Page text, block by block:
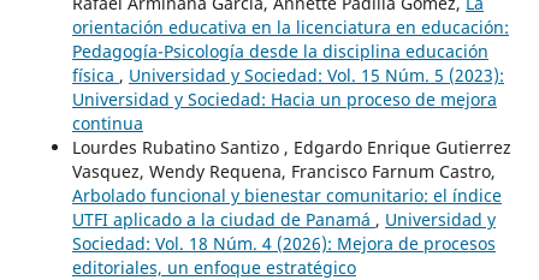
orientación educativa en la licenciatura en educación:
Pedagogía-Psicología desde la disciplina educación
física , Universidad y Sociedad: Vol. 15 Núm. 5 (2023):
Universidad y Sociedad: Hacia un proceso de mejora
continua
Lourdes Rubatino Santizo , Edgardo Enrique Gutierrez
Vasquez, Wendy Requena, Francisco Farnum Castro,
Arbolado funcional y bienestar comunitario: el índice
UTFI aplicado a la ciudad de Panamá , Universidad y
Sociedad: Vol. 18 Núm. 4 (2026): Mejora de procesos
editoriales, un enfoque estratégico